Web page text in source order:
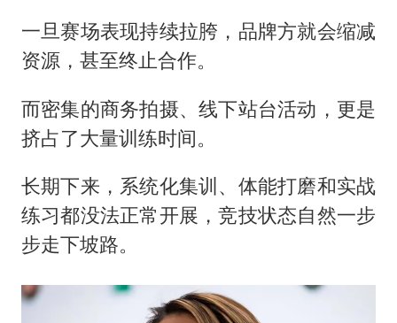
一旦赛场表现持续拉胯，品牌方就会缩减
资源，甚至终止合作。
而密集的商务拍摄、线下站台活动，更是
挤占了大量训练时间。
长期下来，系统化集训、体能打磨和实战
练习都没法正常开展，竞技状态自然一步
步走下坡路。